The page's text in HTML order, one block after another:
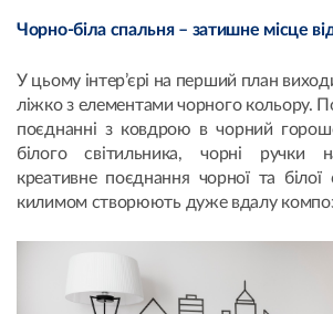
Чорно-біла спальня – затишне місце
У цьому інтер’єрі на перший план
ліжко з елементами чорного кольору.
поєднанні з ковдрою в чорний
білого світильника, чорні ручки
креативне поєднання чорної та білої
килимом створюють дуже вдалу